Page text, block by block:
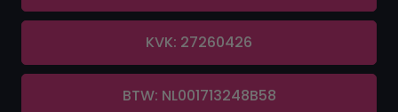
KVK: 27260426
BTW: NL001713248B58